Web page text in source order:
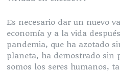
Es necesario dar un nuevo
economía y a la vida
pandemia, que ha azotado
planeta, ha demostrado sin
somos los seres humanos,